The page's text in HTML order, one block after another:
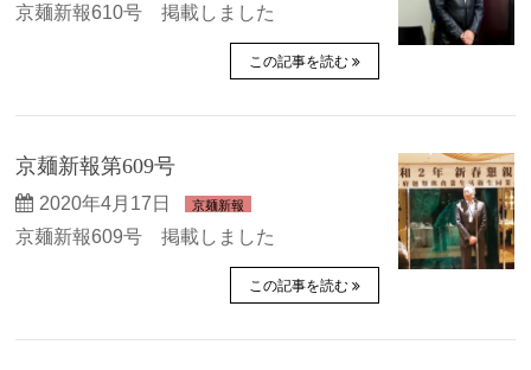
京麺新報610号 掲載しました
この記事を読む
京麺新報第609号
2020年4月17日 京麺新報
京麺新報609号 掲載しました
この記事を読む